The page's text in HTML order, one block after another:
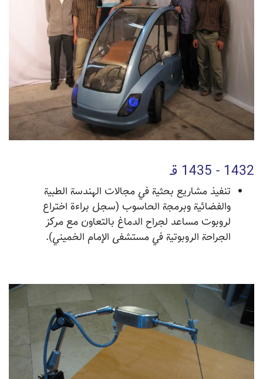
1432 - 1435 قـ
تنفيذ مشاريع بحثية في مجالات الهندسة الطبية
والفضائية وبرمجة الحاسوب (سجل براءة اختراع
لروبوت مساعد لجراح الدماغ بالتعاون مع مركز
الجراحة الروبوتية في مستشفى الإمام الخميني).